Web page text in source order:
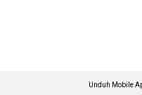
Unduh Mobile